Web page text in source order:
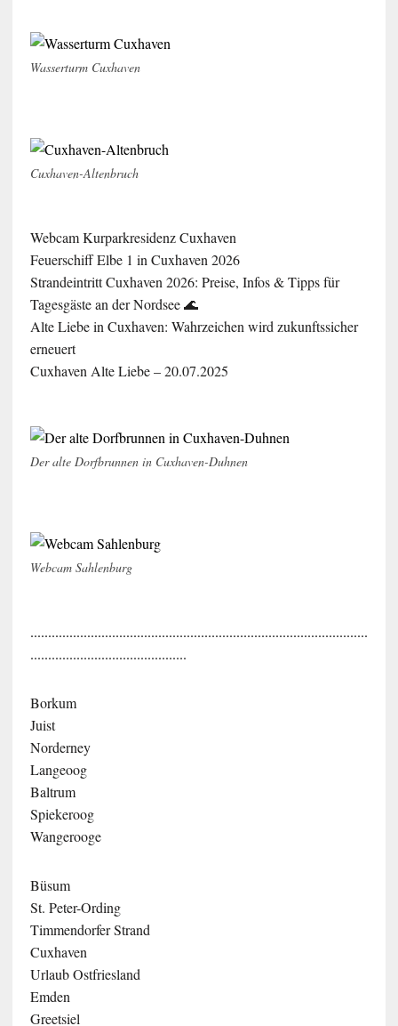
Wasserturm Cuxhaven
Cuxhaven-Altenbruch
Webcam Kurparkresidenz Cuxhaven
Feuerschiff Elbe 1 in Cuxhaven 2026
Strandeintritt Cuxhaven 2026: Preise, Infos & Tipps für
Tagesgäste an der Nordsee 🌊
Alte Liebe in Cuxhaven: Wahrzeichen wird zukunftssicher
erneuert
Cuxhaven Alte Liebe – 20.07.2025
Der alte Dorfbrunnen in Cuxhaven-Duhnen
Webcam Sahlenburg
...............................................................................................
............................................
Borkum
Juist
Norderney
Langeoog
Baltrum
Spiekeroog
Wangerooge
Büsum
St. Peter-Ording
Timmendorfer Strand
Cuxhaven
Urlaub Ostfriesland
Emden
Greetsiel